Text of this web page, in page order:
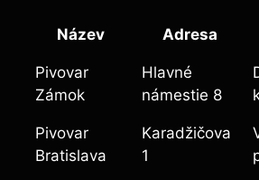
Název Adresa
Pivovar
Zámok
Hlavné
námestie 8
Pivovar
Bratislava
Karadžičova
1